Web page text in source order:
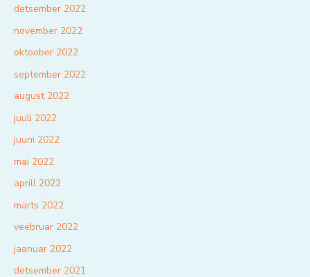
detsember 2022
november 2022
oktoober 2022
september 2022
august 2022
juuli 2022
juuni 2022
mai 2022
aprill 2022
märts 2022
veebruar 2022
jaanuar 2022
detsember 2021